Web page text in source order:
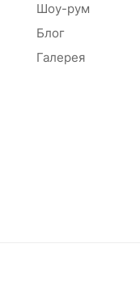
Шоу-рум
Блог
Галерея